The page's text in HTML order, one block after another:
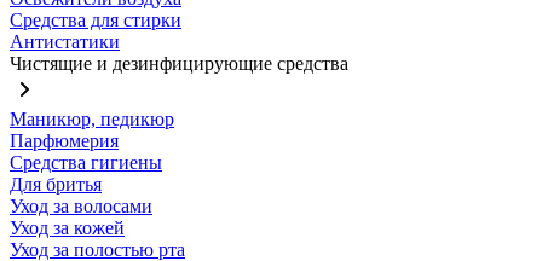
Средства для стирки
Антистатики
Чистящие и дезинфицирующие средства
Маникюр, педикюр
Парфюмерия
Средства гигиены
Для бритья
Уход за волосами
Уход за кожей
Уход за полостью рта